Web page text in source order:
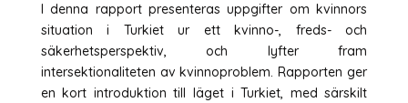
I denna rapport presenteras uppgifter om kvinnors
situation i Turkiet ur ett kvinno-, freds- och
säkerhetsperspektiv, och lyfter fram
intersektionaliteten av kvinnoproblem. Rapporten ger
en kort introduktion till läget i Turkiet, med särskilt